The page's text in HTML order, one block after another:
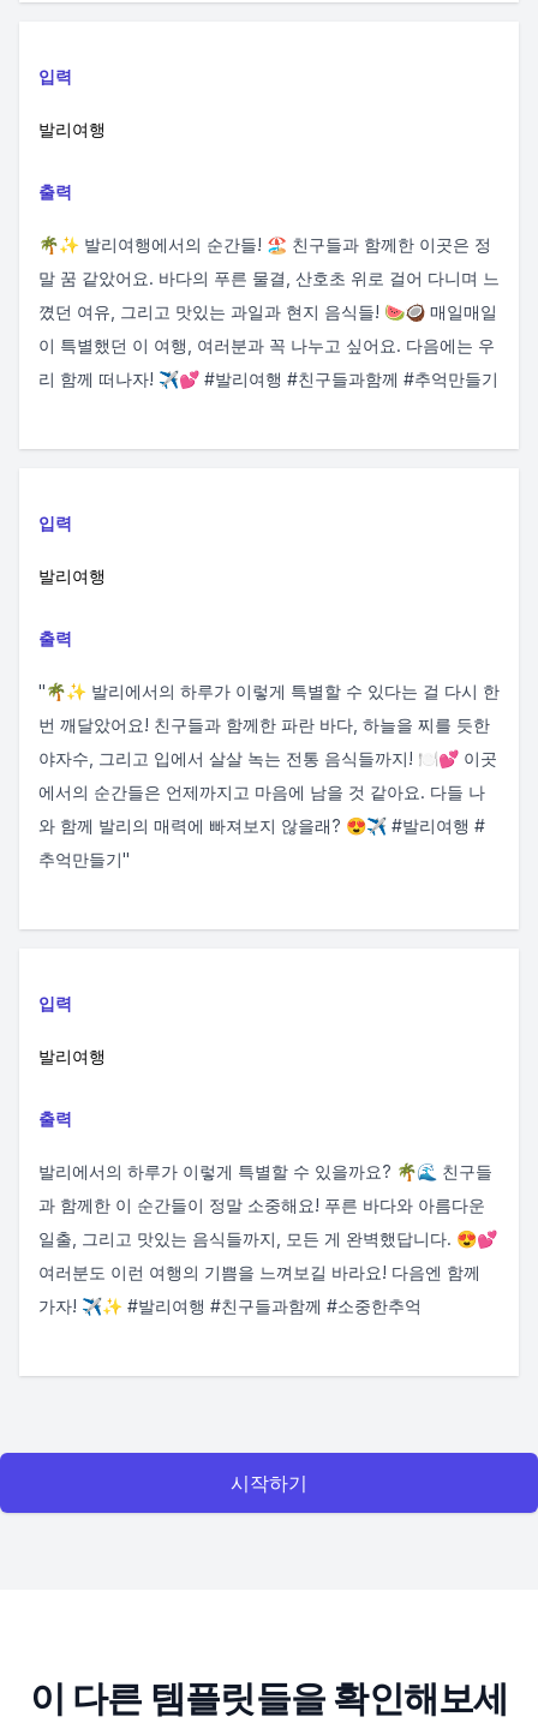
입력
발리여행
출력
🌴✨ 발리여행에서의 순간들! 🏖️ 친구들과 함께한 이곳은 정
말 꿈 같았어요. 바다의 푸른 물결, 산호초 위로 걸어 다니며 느
꼈던 여유, 그리고 맛있는 과일과 현지 음식들! 🍉🥥 매일매일
이 특별했던 이 여행, 여러분과 꼭 나누고 싶어요. 다음에는 우
리 함께 떠나자! ✈️💕 #발리여행 #친구들과함께 #추억만들기
입력
발리여행
출력
"🌴✨ 발리에서의 하루가 이렇게 특별할 수 있다는 걸 다시 한
번 깨달았어요! 친구들과 함께한 파란 바다, 하늘을 찌를 듯한
야자수, 그리고 입에서 살살 녹는 전통 음식들까지! 🍽️💕 이곳
에서의 순간들은 언제까지고 마음에 남을 것 같아요. 다들 나
와 함께 발리의 매력에 빠져보지 않을래? 😍✈️ #발리여행 #
추억만들기"
입력
발리여행
출력
발리에서의 하루가 이렇게 특별할 수 있을까요? 🌴🌊 친구들
과 함께한 이 순간들이 정말 소중해요! 푸른 바다와 아름다운
일출, 그리고 맛있는 음식들까지, 모든 게 완벽했답니다. 😍💕
여러분도 이런 여행의 기쁨을 느껴보길 바라요! 다음엔 함께
가자! ✈️✨ #발리여행 #친구들과함께 #소중한추억
시작하기
이 다른 템플릿들을 확인해보세